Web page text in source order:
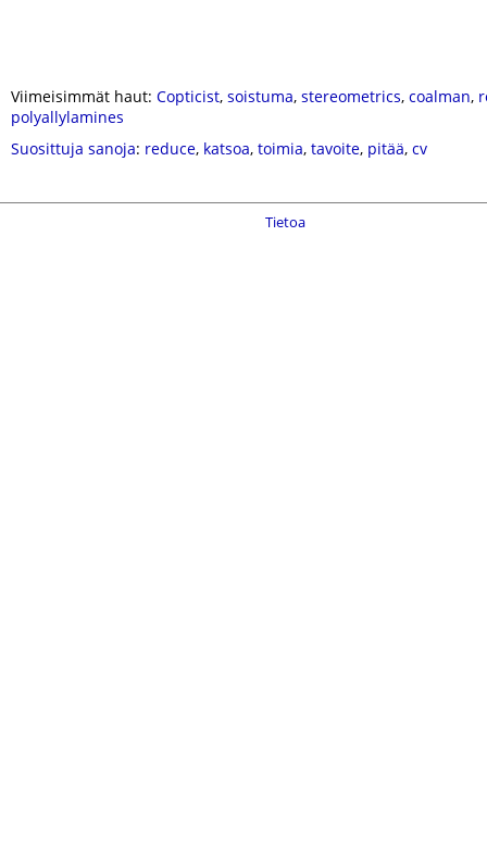
Viimeisimmät haut: Copticist, soistuma, stereometrics, coalman,
polyallylamines
Suosittuja sanoja: reduce, katsoa, toimia, tavoite, pitää, cv
Tietoa